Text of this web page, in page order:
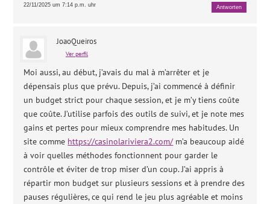
22/11/2025 um 7:14 p.m. uhr Antworten
JoaoQueiros
Ver perfil
Moi aussi, au début, j’avais du mal à m’arrêter et je
dépensais plus que prévu. Depuis, j’ai commencé à définir
un budget strict pour chaque session, et je m’y tiens coûte
que coûte. J’utilise parfois des outils de suivi, et je note mes
gains et pertes pour mieux comprendre mes habitudes. Un
site comme https://casinolariviera2.com/m’a beaucoup aidé
à voir quelles méthodes fonctionnent pour garder le
contrôle et éviter de trop miser d’un coup. J’ai appris à
répartir mon budget sur plusieurs sessions et à prendre des
pauses régulières, ce qui rend le jeu plus agréable et moins